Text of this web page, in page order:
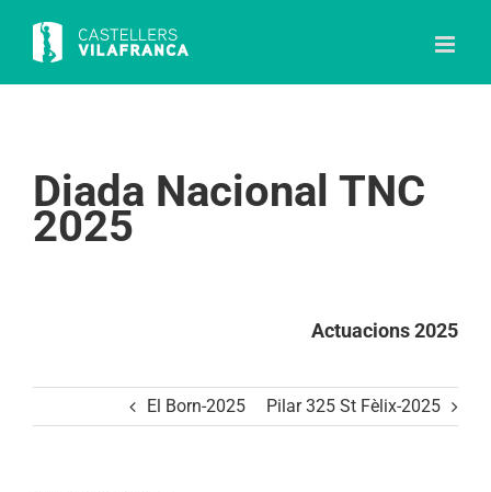
content
Diada Nacional TNC
2025
Actuacions 2025
El Born-2025 Pilar 325 St Fèlix-2025